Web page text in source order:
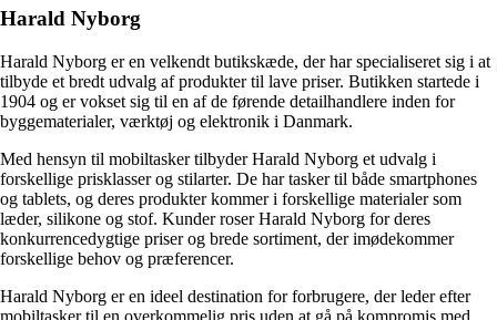
Harald Nyborg
Harald Nyborg er en velkendt butikskæde, der har specialiseret sig i at
tilbyde et bredt udvalg af produkter til lave priser. Butikken startede i
1904 og er vokset sig til en af de førende detailhandlere inden for
byggematerialer, værktøj og elektronik i Danmark.
Med hensyn til mobiltasker tilbyder Harald Nyborg et udvalg i
forskellige prisklasser og stilarter. De har tasker til både smartphones
og tablets, og deres produkter kommer i forskellige materialer som
læder, silikone og stof. Kunder roser Harald Nyborg for deres
konkurrencedygtige priser og brede sortiment, der imødekommer
forskellige behov og præferencer.
Harald Nyborg er en ideel destination for forbrugere, der leder efter
mobiltasker til en overkommelig pris uden at gå på kompromis med